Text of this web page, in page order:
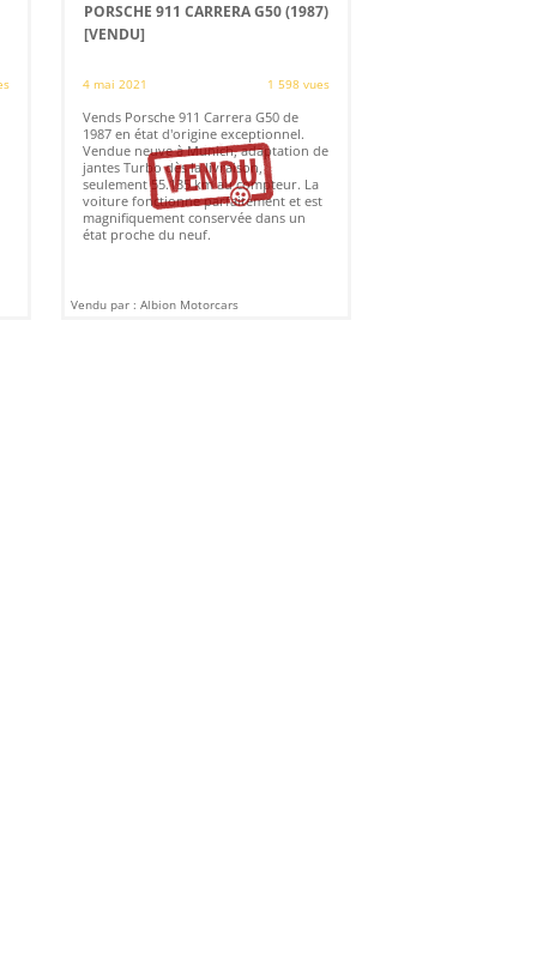
PORSCHE 911 CARRERA G50 (1987)
[VENDU]
4 mai 2021 1 598 vues
Vends Porsche 911 Carrera G50 de
1987 en état d'origine exceptionnel.
Vendue neuve à Munich, adaptation de
jantes Turbo dès la livraison,
seulement 55.135 km au compteur. La
voiture fonctionne parfaitement et est
magnifiquement conservée dans un
état proche du neuf.
Vendu par : Albion Motorcars